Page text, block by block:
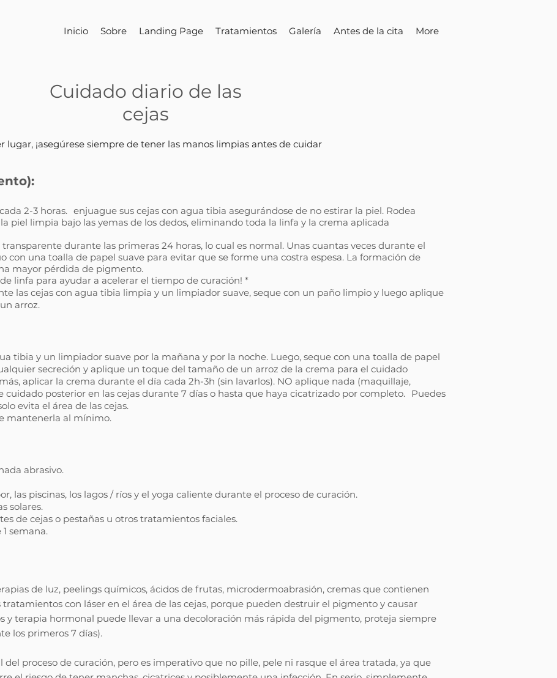
Inicio Sobre Landing Page Tratamientos Galería Antes de la cita More
Cuidado diario de las
cejas
lugar, ¡asegúrese siempre de tener las manos limpias antes de cuidar
2-3 horas. enjuague sus cejas con agua tibia asegurándose de no estirar la piel. Rodea
piel limpia bajo las yemas de los dedos, eliminando toda la linfa y la crema aplicada
durante las primeras 24 horas, lo cual es normal. Unas cuantas veces durante el
con una toalla de papel suave para evitar que se forme una costra espesa. La formación de
mayor pérdida de pigmento.
linfa para ayudar a acelerar el tiempo de curación! *
las cejas con agua tibia limpia y un limpiador suave, seque con un paño limpio y luego aplique
arroz.
tibia y un limpiador suave por la mañana y por la noche. Luego, seque con una toalla de papel
secreción y aplique un toque del tamaño de un arroz de la crema para el cuidado
aplicar la crema durante el día cada 2h-3h (sin lavarlos). NO aplique nada (maquillaje,
cuidado posterior en las cejas durante 7 días o hasta que haya cicatrizado por completo. Puedes
evita el área de las cejas.
mantenerla al mínimo.
abrasivo.
las piscinas, los lagos / ríos y el yoga caliente durante el proceso de curación.
solares.
de cejas o pestañas u otros tratamientos faciales.
semana.
de luz, peelings químicos, ácidos de frutas, microdermoabrasión, cremas que contienen
con láser en el área de las cejas, porque pueden destruir el pigmento y causar
y terapia hormonal puede llevar a una decoloración más rápida del pigmento, proteja siempre
los primeros 7 días).
del proceso de curación, pero es imperativo que no pille, pele ni rasque el área tratada, ya que